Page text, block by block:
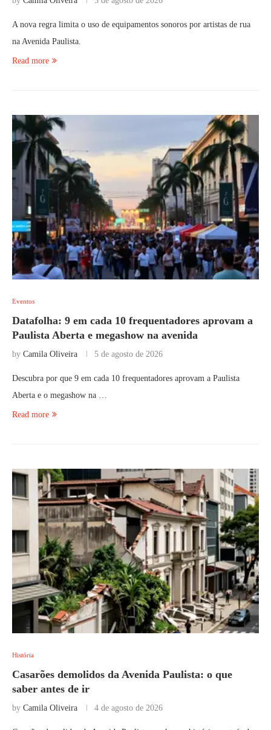
A nova regra limita o uso de equipamentos sonoros por artistas de rua
na Avenida Paulista.
Read more
Eventos
Datafolha: 9 em cada 10 frequentadores aprovam a
Paulista Aberta e megashow na avenida
by Camila Oliveira 5 de agosto de 2026
Descubra por que 9 em cada 10 frequentadores aprovam a Paulista
Aberta e o megashow na …
Read more
História
Casarões demolidos da Avenida Paulista: o que
saber antes de ir
by Camila Oliveira 4 de agosto de 2026